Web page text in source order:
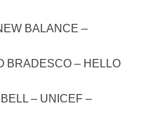
BALANCE –
BRADESCO – HELLO
– UNICEF –